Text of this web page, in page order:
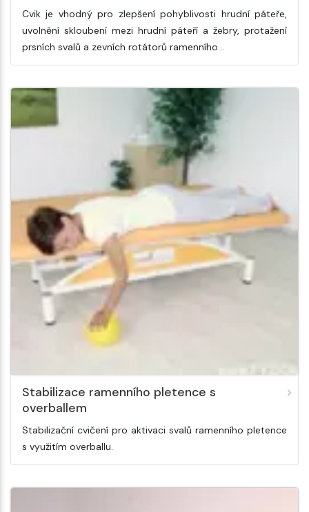
Cvik je vhodný pro zlepšení pohyblivosti hrudní páteře,
uvolnění skloubení mezi hrudní páteří a žebry, protažení
prsních svalů a zevních rotátorů ramenního…
Stabilizace ramenního pletence s
overballem
Stabilizační cvičení pro aktivaci svalů ramenního pletence
s využitím overballu.